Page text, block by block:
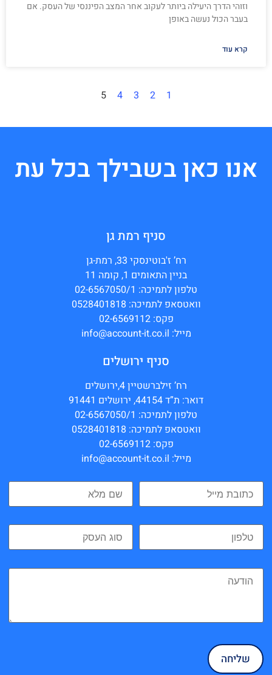
וזוהי הדרך היעילה ביותר לעקוב אחר המצב הפיננסי של העסק. אם
בעבר הכול נעשה באופן
קרא עוד
1
2
3
4
5
אנו כאן בשבילך בכל עת
סניף רמת גן
רח’ ז'בוטינסקי 33, רמת-גן
בניין התאומים 1, קומה 11
טלפון לתמיכה: 02-6567050/1
וואטסאפ לתמיכה: 0528401818
פקס: 02-6569112
מייל: info@account-it.co.il
סניף ירושלים
רח’ זילברשטיין 4,ירושלים
דואר: ת”ד 44154, ירושלים 91441
טלפון לתמיכה: 02-6567050/1
וואטסאפ לתמיכה: 0528401818
פקס: 02-6569112
מייל: info@account-it.co.il